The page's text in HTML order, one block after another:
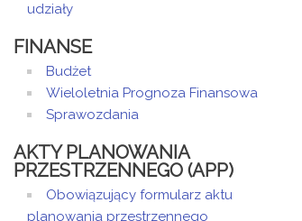
udziały
FINANSE
Budżet
Wieloletnia Prognoza Finansowa
Sprawozdania
AKTY PLANOWANIA
PRZESTRZENNEGO (APP)
Obowiązujący formularz aktu
planowania przestrzennego